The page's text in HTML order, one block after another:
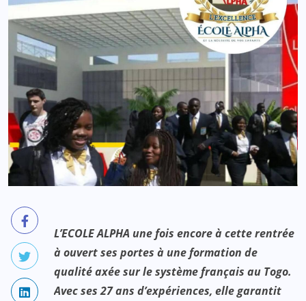
L’ECOLE ALPHA une fois encore à cette rentrée
à ouvert ses portes à une formation de
qualité axée sur le système français au Togo.
Avec ses 27 ans d’expériences, elle garantit